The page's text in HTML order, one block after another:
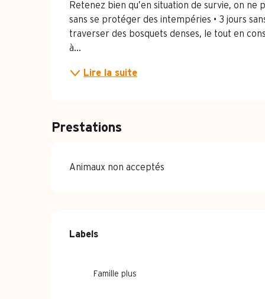
Retenez bien qu’en situation de survie, on
sans se protéger des intempéries • 3 jours
traverser des bosquets denses, le tout en
à...
Lire la suite
Prestations
Animaux non acceptés
Offres de
Labels
Labels
Famille plus